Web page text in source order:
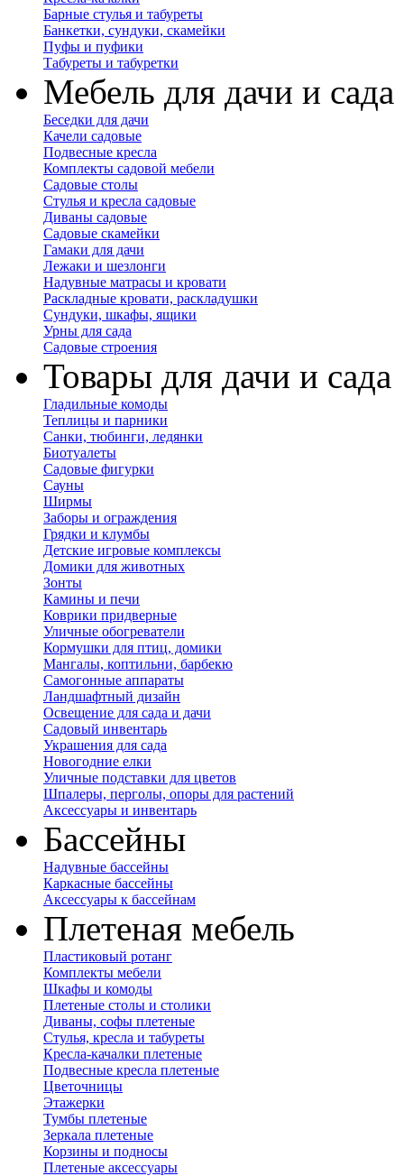
Барные стулья и табуреты
Банкетки, сундуки, скамейки
Пуфы и пуфики
Табуреты и табуретки
Мебель для дачи и сада
Беседки для дачи
Качели садовые
Подвесные кресла
Комплекты садовой мебели
Садовые столы
Стулья и кресла садовые
Диваны садовые
Садовые скамейки
Гамаки для дачи
Лежаки и шезлонги
Надувные матрасы и кровати
Раскладные кровати, раскладушки
Сундуки, шкафы, ящики
Урны для сада
Садовые строения
Товары для дачи и сада
Гладильные комоды
Теплицы и парники
Санки, тюбинги, ледянки
Биотуалеты
Садовые фигурки
Сауны
Ширмы
Заборы и ограждения
Грядки и клумбы
Детские игровые комплексы
Домики для животных
Зонты
Камины и печи
Коврики придверные
Уличные обогреватели
Кормушки для птиц, домики
Мангалы, коптильни, барбекю
Самогонные аппараты
Ландшафтный дизайн
Освещение для сада и дачи
Садовый инвентарь
Украшения для сада
Новогодние елки
Уличные подставки для цветов
Шпалеры, перголы, опоры для растений
Аксессуары и инвентарь
Бассейны
Надувные бассейны
Каркасные бассейны
Аксессуары к бассейнам
Плетеная мебель
Пластиковый ротанг
Комплекты мебели
Шкафы и комоды
Плетеные столы и столики
Диваны, софы плетеные
Стулья, кресла и табуреты
Кресла-качалки плетеные
Подвесные кресла плетеные
Цветочницы
Этажерки
Тумбы плетеные
Зеркала плетеные
Корзины и подносы
Плетеные аксессуары